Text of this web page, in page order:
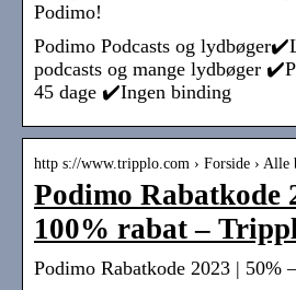
Podimo!
Podimo Podcasts og
podcasts og mange lydbøger
45 dage ✔️Ingen binding
http s://www.tripplo.com › Forside › Alle
Podimo Rabatkode
100% rabat –
Podimo Rabatkode 2023 | 50%